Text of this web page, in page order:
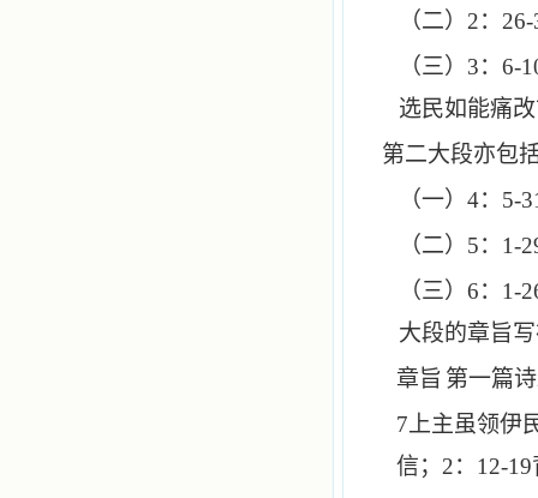
（二） 2： 26-
（三） 3： 6-
选民如能痛
第二大段亦包
（一） 4： 5-
（二） 5： 1-
（三） 6： 1-
大段的章旨
章旨 第一篇诗
7 上主虽领伊
信； 2： 12-19